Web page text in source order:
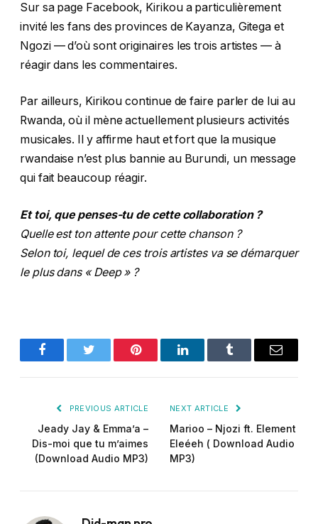
Sur sa page Facebook, Kirikou a particulièrement
invité les fans des provinces de Kayanza, Gitega et
Ngozi — d’où sont originaires les trois artistes — à
réagir dans les commentaires.
Par ailleurs, Kirikou continue de faire parler de lui au
Rwanda, où il mène actuellement plusieurs activités
musicales. Il y affirme haut et fort que la musique
rwandaise n’est plus bannie au Burundi, un message
qui fait beaucoup réagir.
Et toi, que penses-tu de cette collaboration ?
Quelle est ton attente pour cette chanson ?
Selon toi, lequel de ces trois artistes va se démarquer
le plus dans « Deep » ?
FacebookTwitter PinterestLinkedInTumblr Email
PREVIOUS ARTICLE
Jeady Jay & Emma’a –
Dis-moi que tu m’aimes
(Download Audio MP3)
NEXT ARTICLE
Marioo – Njozi ft. Element
Eleéeh ( Download Audio
MP3)